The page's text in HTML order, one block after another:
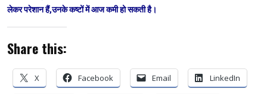
लेकर परेशान हैं,उनके कष्टों में आज कमी हो सकती है।
Share this:
X Facebook Email LinkedIn